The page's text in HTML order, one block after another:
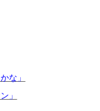
な」
」